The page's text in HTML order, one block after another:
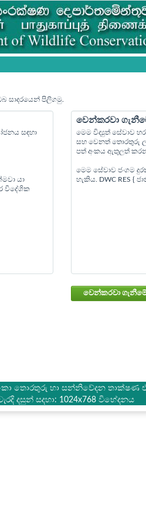
සාදරයෙන් පිලිගමු.
සඳහා
යා
විදේශික
වෙන්කරවා
මෙම විද්‍යුත් සේවාව
සහ වෙනත් තොරතුරු
පත් අංකය ඇතුලත්
මෙම සේවාව ජංගම
හැකිය. DWC RES {
ලංකා තොරතුරු හා සන්නිවේදන
දසුන් සදහා: 1024x768 විභේදනය